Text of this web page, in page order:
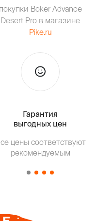
покупки Boker Advance
Desert Pro в магазине
Pike.ru
Гарантия
выгодных цен
цены соответствуют
рекомендуемым